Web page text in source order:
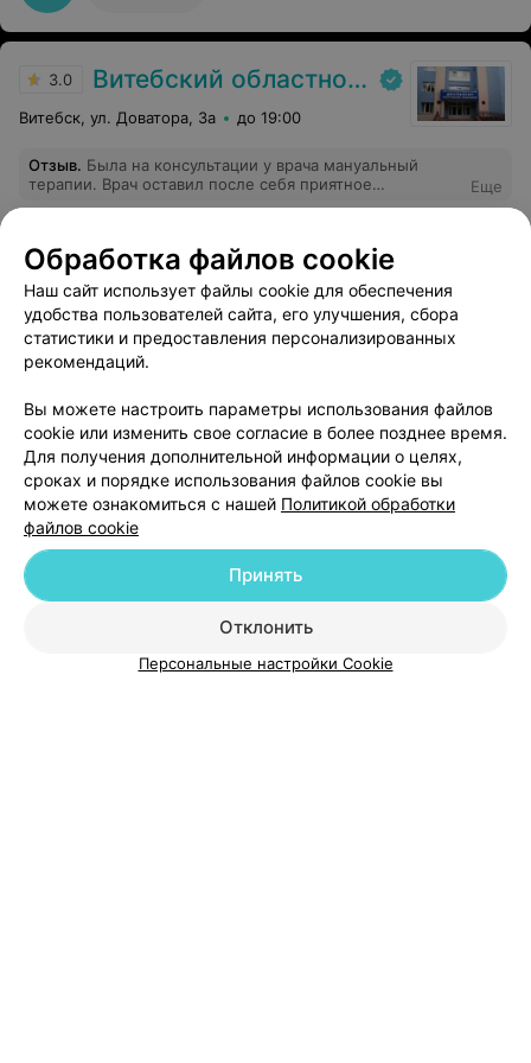
3.0 Витебский областной диспансер спортивной медицины
Витебск, ул. Доватора, 3а до 19:00
Отзыв. Была на консультации у врача мануальный
терапии. Врач оставил после себя приятное
рублей. По факту оказалось 30, из них 17 диагностика.
Я не понимаю как первая консультация может
происходить без осмотра и диагностики. В таком
случае в чем её смысл? Нужно нормально озвучивать
стоимость услуги при обращении а клинику и до
приёма специалистом, чтобы не было подобных
сюрпризов при оплате. По итогу очень неприятное
Еще
Отзывы
Миофтон
Добавить специалиста
Обработка файлов cookie
Наш сайт использует файлы cookie для обеспечения
удобства пользователей сайта, его улучшения, сбора
статистики и предоставления персонализированных
рекомендаций.
Вы можете настроить параметры использования файлов
cookie или изменить свое согласие в более позднее время.
Для получения дополнительной информации о целях,
сроках и порядке использования файлов cookie вы
можете ознакомиться с нашей Политикой обработки
файлов cookie
Отклонить
Принять
Персональные настройки Cookie